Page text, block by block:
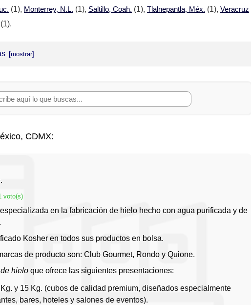
(1), Monterrey, N.L. (1), Saltillo, Coah. (1), Tlalnepantla, Méx. (1), Veracruz
(1).
HIELO HEREDIA, S.A. DE C.V.
AZUL
Central Hielera, S.A. de C.V.
INDUSTRIAL LIBRAMIENTO, S.A. DE C.V.
CDMX:
.
voto(s)
en la fabricación de hielo hecho con agua purificada y de
Kosher en todos sus productos en bolsa.
de producto son: Club Gourmet, Rondo y Quione.
hielo que ofrece las siguientes presentaciones:
y 15 Kg. (cubos de calidad premium, diseñados especialmente
bares, hoteles y salones de eventos).